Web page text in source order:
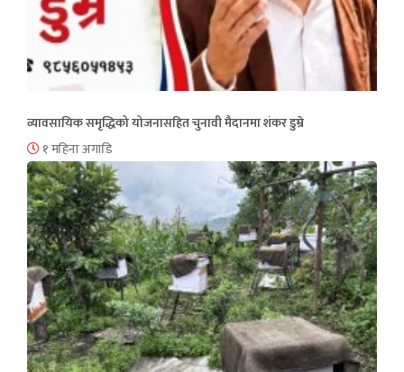
व्यावसायिक समृद्धिको योजनासहित चुनावी मैदानमा शंकर डुम्रे
१ महिना अगाडि